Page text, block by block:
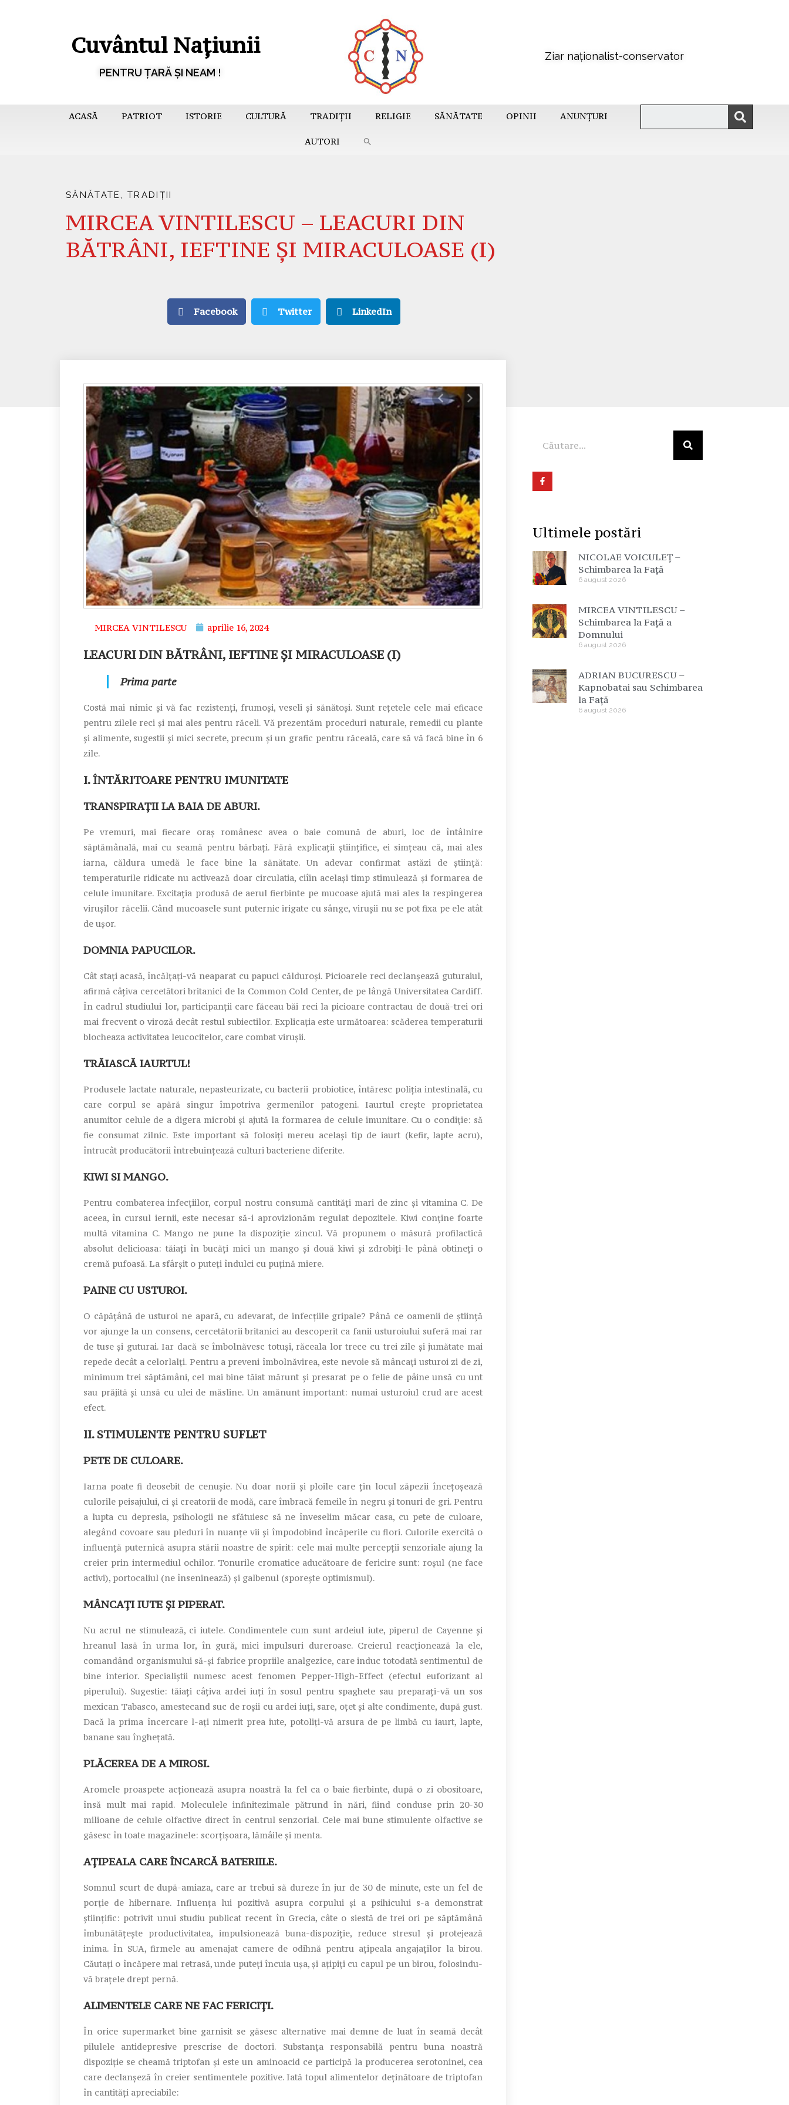
Cuvântul Națiunii
PENTRU ȚARĂ ȘI NEAM !
Ziar naționalist-conservator
ACASĂ PATRIOT ISTORIE CULTURĂ TRADIȚII RELIGIE SĂNĂTATE OPINII ANUNȚURI
AUTORI
SĂNĂTATE ,TRADIȚII
MIRCEA VINTILESCU – LEACURI DIN
BĂTRÂNI, IEFTINE ȘI MIRACULOASE (I)
Facebook Twitter LinkedIn
MIRCEA VINTILESCU aprilie 16, 2024
LEACURI DIN BĂTRÂNI, IEFTINE ȘI MIRACULOASE (I)
Prima parte
Costă mai nimic și vă fac rezistenți, frumoși, veseli și sănătoși. Sunt rețetele cele mai eficace
pentru zilele reci și mai ales pentru răceli. Vă prezentăm proceduri naturale, remedii cu plante
și alimente, sugestii și mici secrete, precum și un grafic pentru răceală, care să vă facă bine în 6
zile.
I. ÎNTĂRITOARE PENTRU IMUNITATE
TRANSPIRAȚII LA BAIA DE ABURI.
Pe vremuri, mai fiecare oraș românesc avea o baie comună de aburi, loc de întâlnire
săptămânală, mai cu seamă pentru bărbați. Fără explicații științifice, ei simțeau că, mai ales
iarna, căldura umedă le face bine la sănătate. Un adevar confirmat astăzi de știință:
temperaturile ridicate nu activează doar circulatia, ciîin același timp stimulează și formarea de
celule imunitare. Excitația produsă de aerul fierbinte pe mucoase ajută mai ales la respingerea
virușilor răcelii. Când mucoasele sunt puternic irigate cu sânge, virușii nu se pot fixa pe ele atât
de ușor.
DOMNIA PAPUCILOR.
Cât stați acasă, încălțați-vă neaparat cu papuci călduroși. Picioarele reci declanșează guturaiul,
afirmă câțiva cercetători britanici de la Common Cold Center, de pe lângă Universitatea Cardiff.
În cadrul studiului lor, participanții care făceau băi reci la picioare contractau de două-trei ori
mai frecvent o viroză decât restul subiectilor. Explicația este următoarea: scăderea temperaturii
blocheaza activitatea leucocitelor, care combat virușii.
TRĂIASCĂ IAURTUL!
Produsele lactate naturale, nepasteurizate, cu bacterii probiotice, întăresc poliția intestinală, cu
care corpul se apără singur împotriva germenilor patogeni. Iaurtul crește proprietatea
anumitor celule de a digera microbi și ajută la formarea de celule imunitare. Cu o condiție: să
fie consumat zilnic. Este important să folosiți mereu același tip de iaurt (kefir, lapte acru),
întrucât producătorii întrebuințează culturi bacteriene diferite.
KIWI SI MANGO.
Pentru combaterea infecțiilor, corpul nostru consumă cantități mari de zinc și vitamina C. De
aceea, în cursul iernii, este necesar să-i aprovizionăm regulat depozitele. Kiwi conține foarte
multă vitamina C. Mango ne pune la dispoziție zincul. Vă propunem o măsură profilactică
absolut delicioasa: tăiați în bucăți mici un mango și două kiwi și zdrobiți-le până obtineți o
cremă pufoasă. La sfârșit o puteți îndulci cu puțină miere.
PAINE CU USTUROI.
O căpățână de usturoi ne apară, cu adevarat, de infecțiile gripale? Până ce oamenii de știință
vor ajunge la un consens, cercetătorii britanici au descoperit ca fanii usturoiului suferă mai rar
de tuse și guturai. Iar dacă se îmbolnăvesc totuși, răceala lor trece cu trei zile și jumătate mai
repede decât a celorlalți. Pentru a preveni îmbolnăvirea, este nevoie să mâncați usturoi zi de zi,
minimum trei săptămâni, cel mai bine tăiat mărunt și presarat pe o felie de pâine unsă cu unt
sau prăjită și unsă cu ulei de măsline. Un amănunt important: numai usturoiul crud are acest
efect.
II. STIMULENTE PENTRU SUFLET
PETE DE CULOARE.
Iarna poate fi deosebit de cenușie. Nu doar norii și ploile care țin locul zăpezii încețoșează
culorile peisajului, ci și creatorii de modă, care îmbracă femeile în negru și tonuri de gri. Pentru
a lupta cu depresia, psihologii ne sfătuiesc să ne înveselim măcar casa, cu pete de culoare,
alegând covoare sau pleduri în nuanțe vii și împodobind încăperile cu flori. Culorile exercită o
influență puternică asupra stării noastre de spirit: cele mai multe percepții senzoriale ajung la
creier prin intermediul ochilor. Tonurile cromatice aducătoare de fericire sunt: roșul (ne face
activi), portocaliul (ne înseninează) și galbenul (sporește optimismul).
MÂNCAȚI IUTE ȘI PIPERAT.
Nu acrul ne stimulează, ci iutele. Condimentele cum sunt ardeiul iute, piperul de Cayenne și
hreanul lasă în urma lor, în gură, mici impulsuri dureroase. Creierul reacționează la ele,
comandând organismului să-și fabrice propriile analgezice, care induc totodată sentimentul de
bine interior. Specialiștii numesc acest fenomen Pepper-High-Effect (efectul euforizant al
piperului). Sugestie: tăiați câțiva ardei iuți în sosul pentru spaghete sau preparați-vă un sos
mexican Tabasco, amestecand suc de roșii cu ardei iuți, sare, oțet și alte condimente, după gust.
Dacă la prima încercare l-ați nimerit prea iute, potoliți-vă arsura de pe limbă cu iaurt, lapte,
banane sau înghețată.
PLĂCEREA DE A MIROSI.
Aromele proaspete acționează asupra noastră la fel ca o baie fierbinte, după o zi obositoare,
însă mult mai rapid. Moleculele infinitezimale pătrund în nări, fiind conduse prin 20-30
milioane de celule olfactive direct în centrul senzorial. Cele mai bune stimulente olfactive se
găsesc în toate magazinele: scorțișoara, lămâile și menta.
AȚIPEALA CARE ÎNCARCĂ BATERIILE.
Somnul scurt de după-amiaza, care ar trebui să dureze în jur de 30 de minute, este un fel de
porție de hibernare. Influența lui pozitivă asupra corpului și a psihicului s-a demonstrat
științific: potrivit unui studiu publicat recent în Grecia, câte o siestă de trei ori pe săptămână
îmbunătățește productivitatea, impulsionează buna-dispoziție, reduce stresul și protejează
inima. În SUA, firmele au amenajat camere de odihnă pentru ațipeala angajaților la birou.
Căutați o încăpere mai retrasă, unde puteți încuia ușa, și ațipiți cu capul pe un birou, folosindu-
vă brațele drept pernă.
ALIMENTELE CARE NE FAC FERICIȚI.
În orice supermarket bine garnisit se găsesc alternative mai demne de luat în seamă decât
pilulele antidepresive prescrise de doctori. Substanța responsabilă pentru buna noastră
dispoziție se cheamă triptofan și este un aminoacid ce participă la producerea serotoninei, cea
care declanșeză în creier sentimentele pozitive. Iată topul alimentelor deținătoare de triptofan
în cantități apreciabile:
Ultimele postări
NICOLAE VOICULEȚ –
Schimbarea la Față
6 august 2026
MIRCEA VINTILESCU –
Schimbarea la Față a
Domnului
6 august 2026
ADRIAN BUCURESCU –
Kapnobatai sau Schimbarea
la Față
6 august 2026